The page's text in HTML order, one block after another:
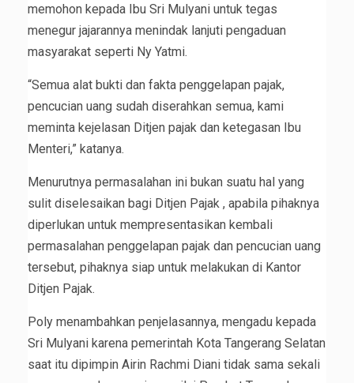
memohon kepada Ibu Sri Mulyani untuk tegas
menegur jajarannya menindak lanjuti pengaduan
masyarakat seperti Ny Yatmi.
“Semua alat bukti dan fakta penggelapan pajak,
pencucian uang sudah diserahkan semua, kami
meminta kejelasan Ditjen pajak dan ketegasan Ibu
Menteri,” katanya.
Menurutnya permasalahan ini bukan suatu hal yang
sulit diselesaikan bagi Ditjen Pajak , apabila pihaknya
diperlukan untuk mempresentasikan kembali
permasalahan penggelapan pajak dan pencucian uang
tersebut, pihaknya siap untuk melakukan di Kantor
Ditjen Pajak.
Poly menambahkan penjelasannya, mengadu kepada
Sri Mulyani karena pemerintah Kota Tangerang Selatan
saat itu dipimpin Airin Rachmi Diani tidak sama sekali